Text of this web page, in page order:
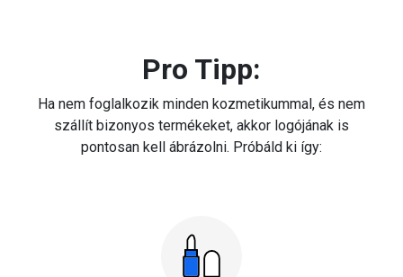
Pro Tipp:
Ha nem foglalkozik minden kozmetikummal, és nem
szállít bizonyos termékeket, akkor logójának is
pontosan kell ábrázolni. Próbáld ki így: